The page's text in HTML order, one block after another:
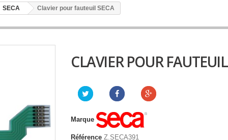
SECA Clavier pour fauteuil SECA
CLAVIER POUR
Marque
Référence Z.SECA391